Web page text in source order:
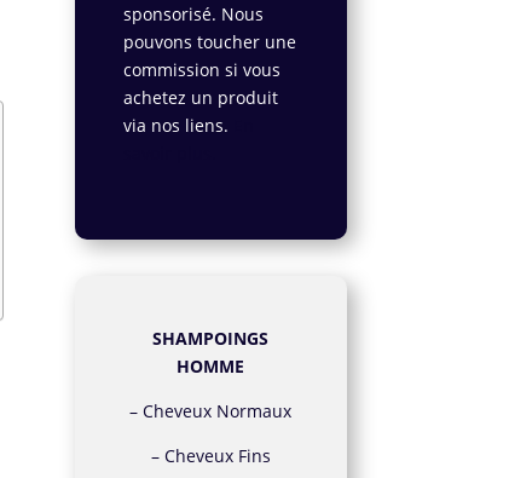
sponsorisé. Nous
pouvons toucher une
commission si vous
achetez un produit
via nos liens.
SHAMPOINGS
HOMME
–Cheveux Normaux
– Cheveux Fins